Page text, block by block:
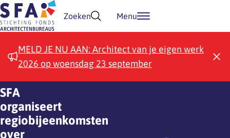
Doorgaan naar inhoud
Zoeken Menu
MELD JE NU AAN: Architect van je eigen werk
2026 op woensdag 23 september
SFA
organiseert
regiobijeenkomsten
over